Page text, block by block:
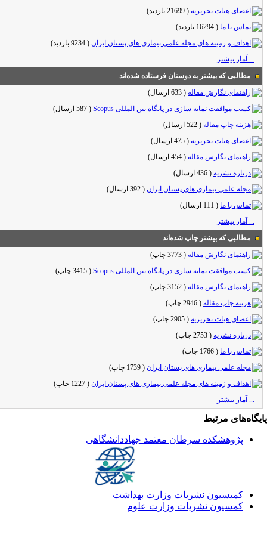
اعضای هیات تحریریه (21699 بازدید
)
تماس با ما (16294 بازدید
)
اهداف و زمینه های مجله علمی بیماری های پستان ایران (9234 بازدید
)
... آمار بیشتر
مطالبی که بیشتر به دوستان فرستاده شده‌اند
راهنمای نگارش مقاله(633 ارسال
)
کسب موافقت نمایه سازی در پایگاه بین‌ المللی Scopus
(587 ارسال
)
هزینه چاپ مقاله(522 ارسال
)
اعضای هیات تحریریه (475 ارسال
)
راهنمای نگارش مقاله(454 ارسال
)
درباره نشریه (436 ارسال
)
مجله علمی بیماری های پستان ایران (392 ارسال
)
تماس با ما (111 ارسال
)
... آمار بیشتر
مطالبی که بیشتر چاپ شده‌اند
راهنمای نگارش مقاله(3773 چاپ
)
کسب موافقت نمایه سازی در پایگاه بین‌ المللی Scopus
(3415 چاپ
)
راهنمای نگارش مقاله(3152 چاپ
)
هزینه چاپ مقاله(2946 چاپ
)
اعضای هیات تحریریه (2905 چاپ
)
درباره نشریه (2753 چاپ
)
تماس با ما (1766 چاپ
)
مجله علمی بیماری های پستان ایران (1739 چاپ
)
اهداف و زمینه های مجله علمی بیماری های پستان ایران (1227 چاپ
)
... آمار بیشتر
مرتبط
پژوهشکده سرطان معتمد جهاددانشگاهی
کمیسیون نشریات وزارت بهداشت
کمسیون نشریات وزارت علوم